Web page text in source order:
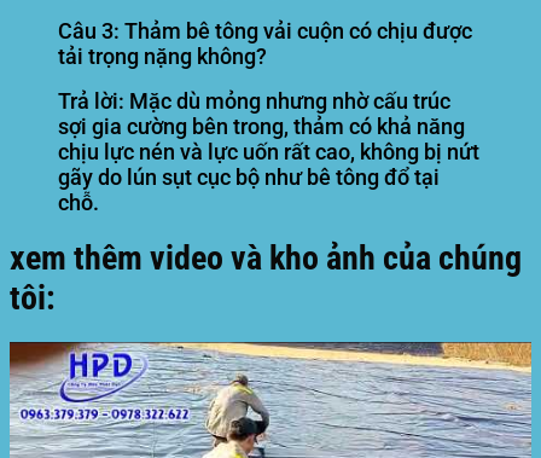
Câu 3: Thảm bê tông vải cuộn có chịu được
tải trọng nặng không?
Trả lời: Mặc dù mỏng nhưng nhờ cấu trúc
sợi gia cường bên trong, thảm có khả năng
chịu lực nén và lực uốn rất cao, không bị nứt
gãy do lún sụt cục bộ như bê tông đổ tại
chỗ.
xem thêm video và kho ảnh của chúng
tôi: